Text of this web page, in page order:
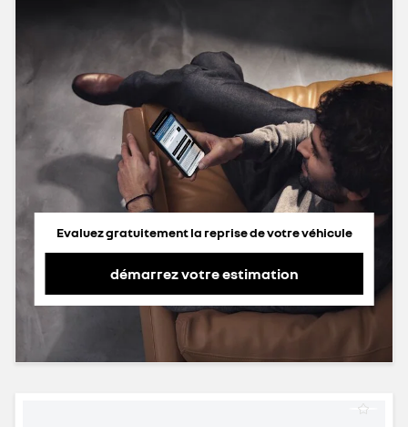
Evaluez gratuitement la reprise de votre véhicule
démarrez votre estimation